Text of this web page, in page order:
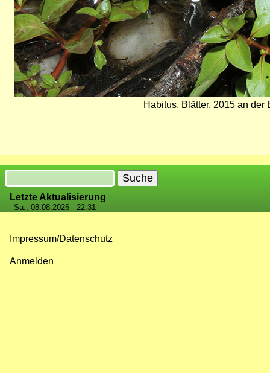
Habitus, Blätter, 2015 an
Suche
Letzte Aktualisierung
Sa., 08.08.2026 - 22:31
Impressum/Datenschutz
Anmelden